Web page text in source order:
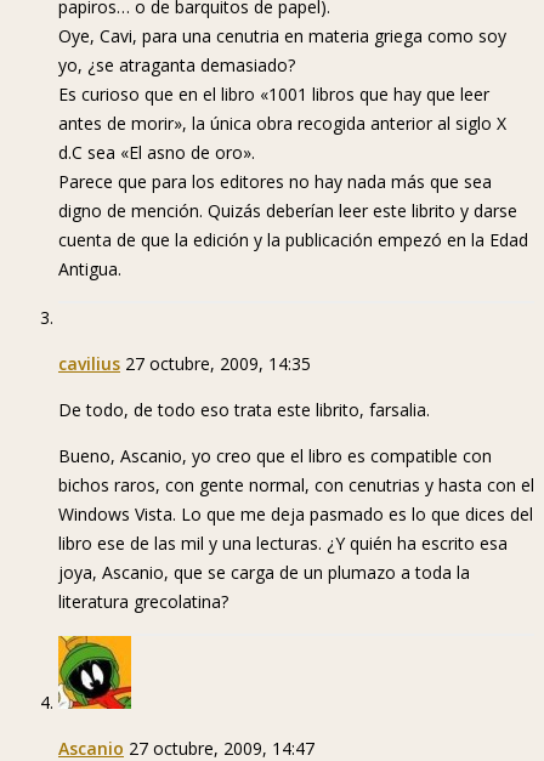
papiros… o de barquitos de papel).
Oye, Cavi, para una cenutria en materia griega como soy
yo, ¿se atraganta demasiado?
Es curioso que en el libro «1001 libros que hay que leer
antes de morir», la única obra recogida anterior al siglo X
d.C sea «El asno de oro».
Parece que para los editores no hay nada más que sea
digno de mención. Quizás deberían leer este librito y darse
cuenta de que la edición y la publicación empezó en la Edad
Antigua.
cavilius 27 octubre, 2009, 14:35
De todo, de todo eso trata este librito, farsalia.
Bueno, Ascanio, yo creo que el libro es compatible con
bichos raros, con gente normal, con cenutrias y hasta con el
Windows Vista. Lo que me deja pasmado es lo que dices del
libro ese de las mil y una lecturas. ¿Y quién ha escrito esa
joya, Ascanio, que se carga de un plumazo a toda la
literatura grecolatina?
Ascanio 27 octubre, 2009, 14:47